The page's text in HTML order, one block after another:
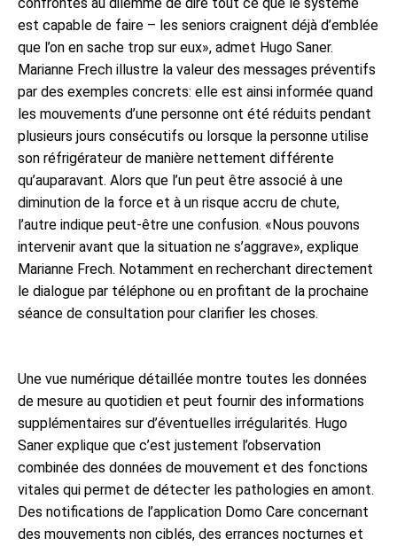
est capable de faire – les seniors craignent déjà d’emblée
que l’on en sache trop sur eux», admet Hugo Saner.
Marianne Frech illustre la valeur des messages préventifs
par des exemples concrets: elle est ainsi informée quand
les mouvements d’une personne ont été réduits pendant
plusieurs jours consécutifs ou lorsque la personne utilise
son réfrigérateur de manière nettement différente
qu’auparavant. Alors que l’un peut être associé à une
diminution de la force et à un risque accru de chute,
l’autre indique peut-être une confusion. «Nous pouvons
intervenir avant que la situation ne s’aggrave», explique
Marianne Frech. Notamment en recherchant directement
le dialogue par téléphone ou en profitant de la prochaine
séance de consultation pour clarifier les choses.
Une vue numérique détaillée montre toutes les données
de mesure au quotidien et peut fournir des informations
supplémentaires sur d’éventuelles irrégularités. Hugo
Saner explique que c’est justement l’observation
combinée des données de mouvement et des fonctions
vitales qui permet de détecter les pathologies en amont.
Des notifications de l’application Domo Care concernant
des mouvements non ciblés, des errances nocturnes et